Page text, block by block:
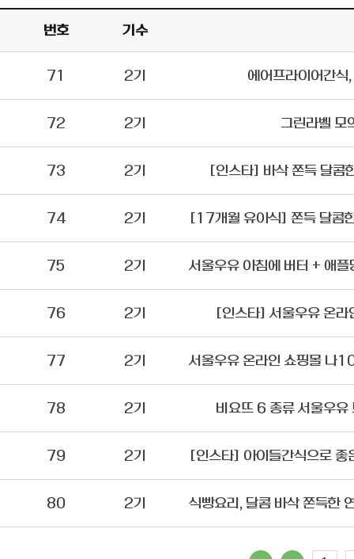
번호 기수
71 2기 에어프라이어간식
72 2기 그린라벨 모
73 2기 [인스타] 바삭 쫀득 달콤
74 2기
75 2기
76 2기 [인스타] 서울우유 온
77 2기
78 2기 비요뜨 6 종류 서울우유
79 2기
80 2기